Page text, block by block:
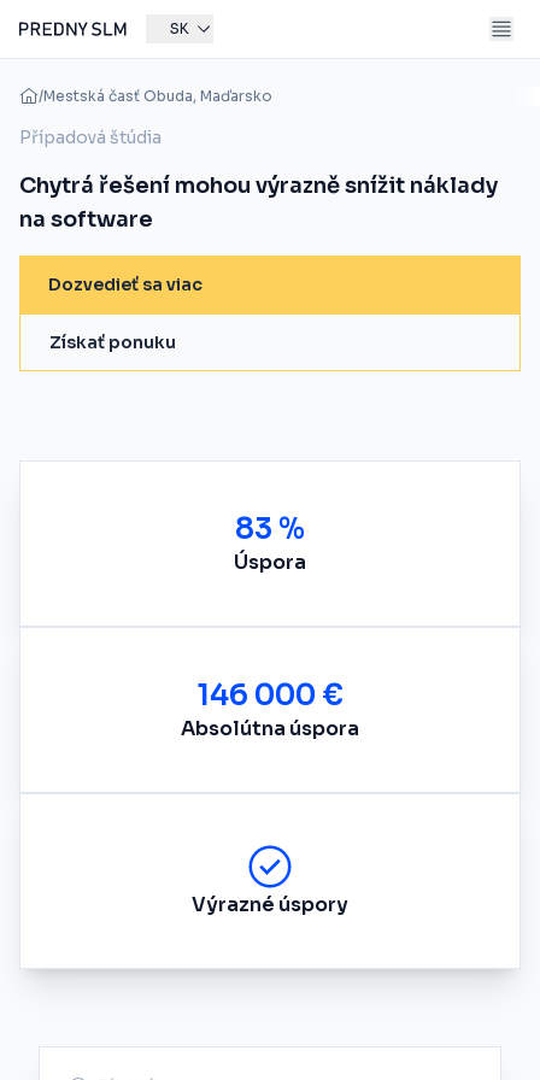
SK
/Mestská časť Obuda, Maďarsko
Případová štúdia
Chytrá řešení mohou výrazně snížit náklady
na software
Dozvedieť sa viac
Získať ponuku
83 %
Úspora
146 000 €
Absolútna úspora
Výrazné úspory